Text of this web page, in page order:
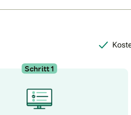
befinden sich asiatische sowie
können.
Schritt 1